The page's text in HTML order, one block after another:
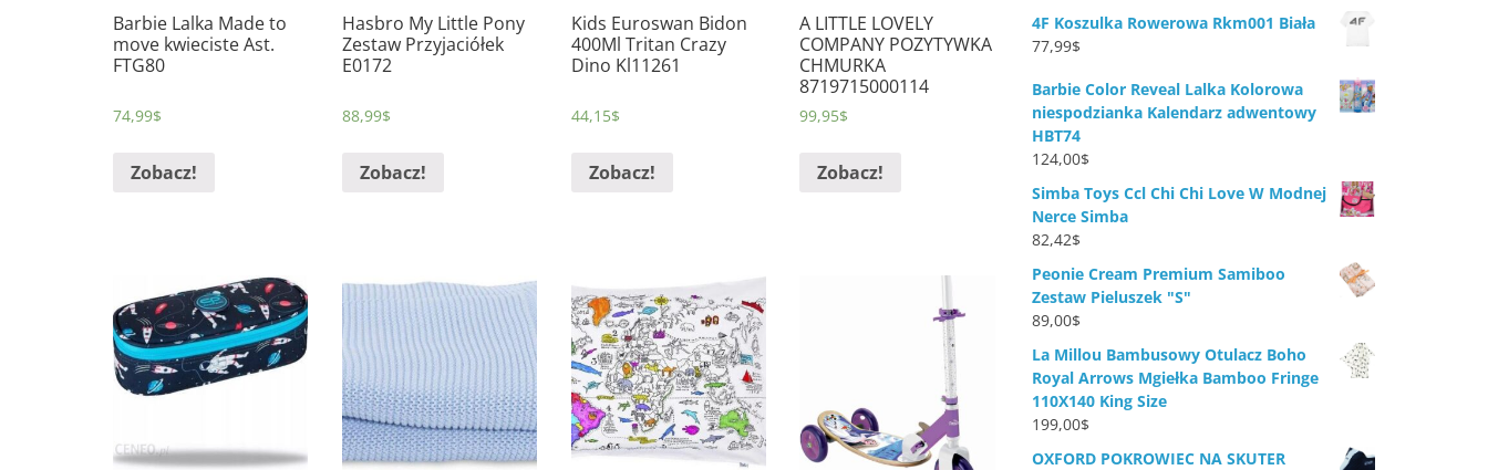
Barbie Lalka Made to
move kwieciste Ast.
FTG80
74,99$
Zobacz!
Hasbro My Little Pony
Zestaw Przyjaciółek
E0172
88,99$
Zobacz!
Kids Euroswan Bidon
400Ml Tritan Crazy
Dino Kl11261
44,15$
Zobacz!
A LITTLE LOVELY
COMPANY POZYTYWKA
CHMURKA
8719715000114
99,95$
Zobacz!
4F Koszulka Rowerowa Rkm001 Biała
77,99$
Barbie Color Reveal Lalka Kolorowa
niespodzianka Kalendarz adwentowy
HBT74
124,00$
Simba Toys Ccl Chi Chi Love W Modnej
Nerce Simba
82,42$
Peonie Cream Premium Samiboo
Zestaw Pieluszek "S"
89,00$
La Millou Bambusowy Otulacz Boho
Royal Arrows Mgiełka Bamboo Fringe
110X140 King Size
199,00$
OXFORD POKROWIEC NA SKUTER